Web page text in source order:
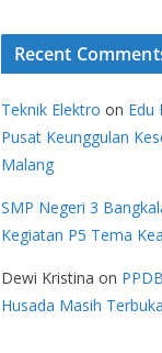
Recent
Teknik Elektro on Edu
Pusat Keunggulan
Malang
SMP Negeri 3
Kegiatan P5 Tema
Dewi Kristina on
Husada Masih Terbuka